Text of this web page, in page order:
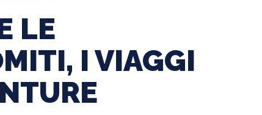
LE
I VIAGGI